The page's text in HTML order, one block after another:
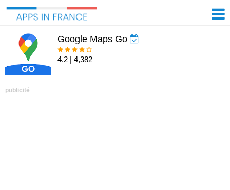
Google Maps Go
4.2 | 4,382
publicité